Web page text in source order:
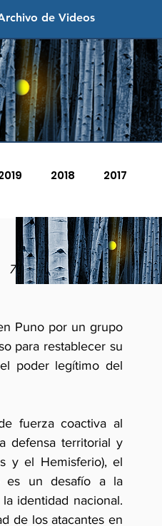
de Videos
2018 2017
2007 2006
7 de marzo de 2023
Puno por un grupo
para restablecer su
poder legítimo del
fuerza coactiva al
defensa territorial y
y el Hemisferio), el
es un desafío a la
identidad nacional.
de los atacantes en